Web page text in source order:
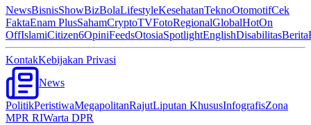
NewsBisnisShowBizBolaLifestyleKesehatanTeknoOtomotifCek
FaktaEnam PlusSahamCryptoTVFotoRegionalGlobalHotOn
OffIslamiCitizen6OpiniFeedsOtosiaSpotlightEnglishDisabilitasBerita
KontakKebijakan Privasi
News
PolitikPeristiwaMegapolitanRajutLiputan KhususInfografisZona
MPR RIWarta DPR